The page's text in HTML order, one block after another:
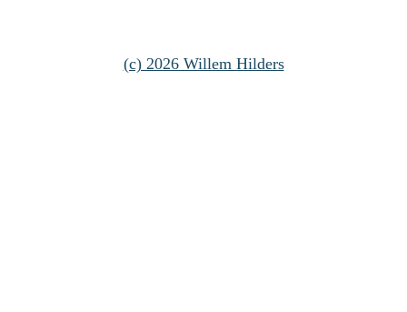
(c) 2026 Willem Hilders